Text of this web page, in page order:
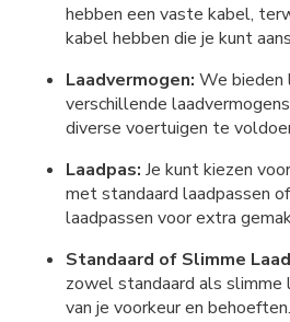
hebben een vaste kabel,
kabel hebben die je kunt
Laadvermogen: We bieden
verschillende
diverse voertuigen te
Laadpas: Je kunt kiezen
met standaard laadpassen
laadpassen voor extra
Standaard of Slimme
zowel standaard als slimme
van je voorkeur en behoeften.